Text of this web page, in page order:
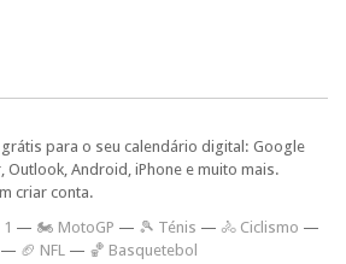
para o seu calendário digital: Google
Outlook, Android, iPhone e muito mais.
criar conta.
— 🏍 MotoGP — 🎾 Ténis — 🚴 Ciclismo —
— 🏈 NFL — 🏀 Basquetebol